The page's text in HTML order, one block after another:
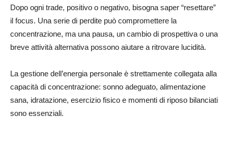
Dopo ogni trade, positivo o negativo, bisogna saper “resettare”
il focus. Una serie di perdite può compromettere la
concentrazione, ma una pausa, un cambio di prospettiva o una
breve attività alternativa possono aiutare a ritrovare lucidità.
La gestione dell’energia personale è strettamente collegata alla
capacità di concentrazione: sonno adeguato, alimentazione
sana, idratazione, esercizio fisico e momenti di riposo bilanciati
sono essenziali.